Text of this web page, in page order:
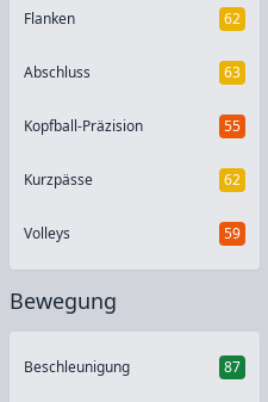
Flanken 62
Abschluss 63
Kopfball-Präzision 55
Kurzpässe 62
Volleys 59
Bewegung
Beschleunigung 87